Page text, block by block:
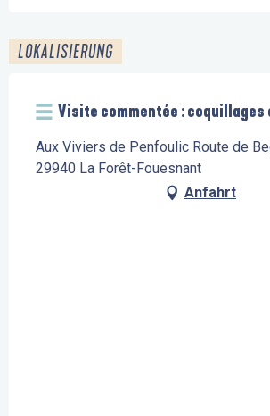
LOKALISIERUNG
Visite commentée :
Aux Viviers de Penfoulic Route de
29940 La Forêt-Fouesnant
Anfahrt